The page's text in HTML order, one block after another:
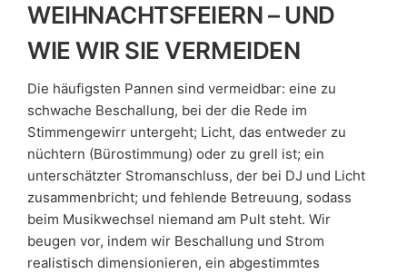
WEIHNACHTSFEIERN – UND
WIE WIR SIE VERMEIDEN
Die häufigsten Pannen sind vermeidbar: eine zu
schwache Beschallung, bei der die Rede im
Stimmengewirr untergeht; Licht, das entweder zu
nüchtern (Bürostimmung) oder zu grell ist; ein
unterschätzter Stromanschluss, der bei DJ und Licht
zusammenbricht; und fehlende Betreuung, sodass
beim Musikwechsel niemand am Pult steht. Wir
beugen vor, indem wir Beschallung und Strom
realistisch dimensionieren, ein abgestimmtes